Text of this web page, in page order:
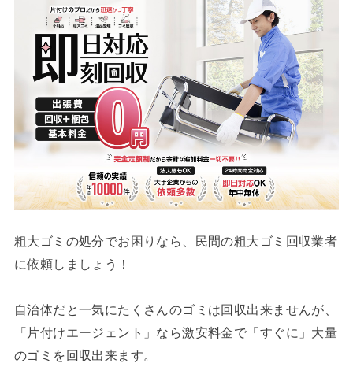
粗大ゴミの処分でお困りなら、民間の粗大ゴミ回収業者
に依頼しましょう！
自治体だと一気にたくさんのゴミは回収出来ませんが、
「片付けエージェント」なら激安料金で「すぐに」大量
のゴミを回収出来ます。